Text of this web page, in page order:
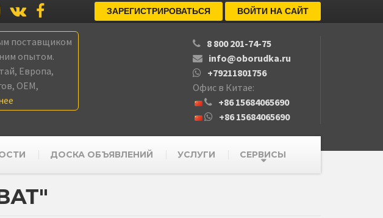
ЗАРЕГИСТРИРОВАТЬСЯ ВОЙТИ НА САЙТ
поставщиком
опытом.
Европа,
OEM,
8 800 201-74-75
info@oborudka.ru
+79211801756
Офис в Китае:
+86 15684065690
+86 15684065690
ДОСКА ОБЪЯВЛЕНИЙ УСЛУГИ СЕРВИСЫ